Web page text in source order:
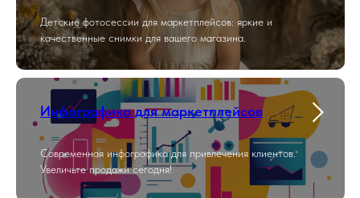
Детские фотосессии для маркетплейсов: яркие и
качественные снимки для вашего магазина.
Инфографика для маркетплейсов
Современная инфографика для привлечения клиентов.
Увеличьте продажи сегодня!